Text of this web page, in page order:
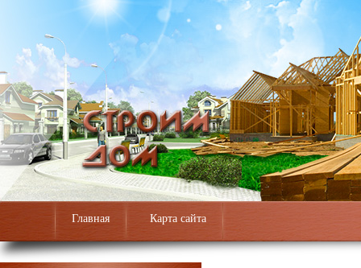
Главная Карта сайта